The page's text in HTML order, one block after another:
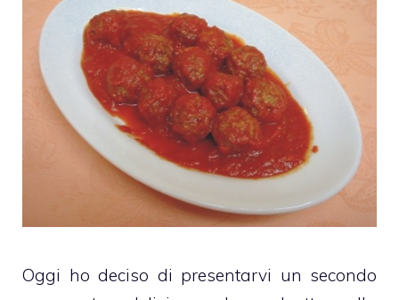
Oggi ho deciso di presentarvi un secondo